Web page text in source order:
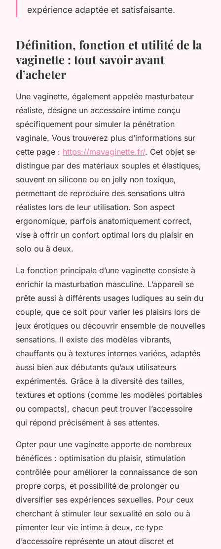
expérience adaptée et satisfaisante.
Définition, fonction et utilité de la
vaginette : tout savoir avant
d’acheter
Une vaginette, également appelée masturbateur
réaliste, désigne un accessoire intime conçu
spécifiquement pour simuler la pénétration
vaginale. Vous trouverez plus d’informations sur
cette page : https://mavaginette.fr/. Cet objet se
distingue par des matériaux souples et élastiques,
souvent en silicone ou en jelly non toxique,
permettant de reproduire des sensations ultra
réalistes lors de leur utilisation. Son aspect
ergonomique, parfois anatomiquement correct,
vise à offrir un confort optimal lors du plaisir en
solo ou à deux.
La fonction principale d’une vaginette consiste à
enrichir la masturbation masculine. L’appareil se
prête aussi à différents usages ludiques au sein du
couple, que ce soit pour varier les plaisirs lors de
jeux érotiques ou découvrir ensemble de nouvelles
sensations. Il existe des modèles vibrants,
chauffants ou à textures internes variées, adaptés
aussi bien aux débutants qu’aux utilisateurs
expérimentés. Grâce à la diversité des tailles,
textures et options (comme les modèles portables
ou compacts), chacun peut trouver l’accessoire
qui répond précisément à ses attentes.
Opter pour une vaginette apporte de nombreux
bénéfices : optimisation du plaisir, stimulation
contrôlée pour améliorer la connaissance de son
propre corps, et possibilité de prolonger ou
diversifier ses expériences sexuelles. Pour ceux
cherchant à stimuler leur sexualité en solo ou à
pimenter leur vie intime à deux, ce type
d’accessoire représente un atout discret et